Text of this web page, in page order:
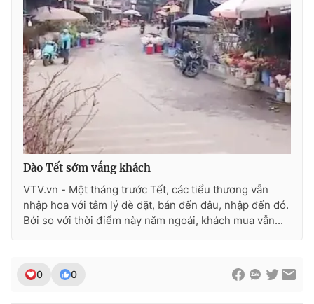
Thị trường 24h Tấm lòng Việt
VTV4 Vươn mình bằng AI
VTV9 VTV8
Liên hệ tòa soạn English
THỜI BÁO VTV
Đào Tết sớm vắng khách
VTV.vn - Một tháng trước Tết, các tiểu thương vẫn
nhập hoa với tâm lý dè dặt, bán đến đâu, nhập đến đó.
Bởi so với thời điểm này năm ngoái, khách mua vẫn...
0 0